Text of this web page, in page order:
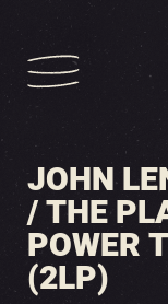
JOHN
/ THE
POWER
(2LP)